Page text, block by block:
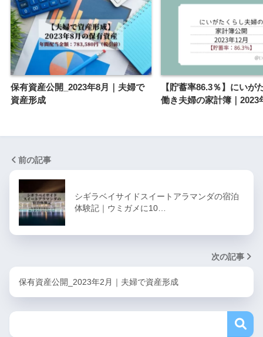
保有資産公開_2023年8月｜夫婦で
資産形成
【貯蓄率86.3％】にいが
働き夫婦の家計簿｜2023
前の記事
シギラベイサイドスイートアラマンダの宿泊
体験記｜ウミガメに10…
次の記事
保有資産公開_2023年2月｜夫婦で資産形成